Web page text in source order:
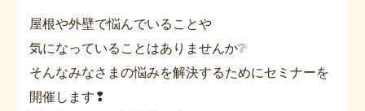
屋根や外壁で悩んでいることや
気になっていることはありませんか❔
そんなみなさまの悩みを解決するためにセミナーを
開催します❢